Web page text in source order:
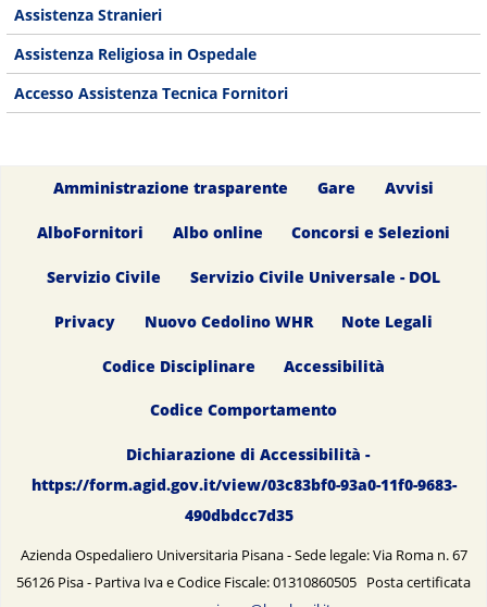
Assistenza Stranieri
Assistenza Religiosa in Ospedale
Accesso Assistenza Tecnica Fornitori
Amministrazione trasparente Gare Avvisi
AlboFornitori Albo online Concorsi e Selezioni
Servizio Civile Servizio Civile Universale - DOL
Privacy Nuovo Cedolino WHR Note Legali
Codice Disciplinare Accessibilità
Codice Comportamento
Dichiarazione di Accessibilità -
https://form.agid.gov.it/view/03c83bf0-93a0-11f0-9683-
490dbdcc7d35
Azienda Ospedaliero Universitaria Pisana - Sede legale: Via Roma n. 67
56126 Pisa - Partiva Iva e Codice Fiscale: 01310860505 Posta certificata